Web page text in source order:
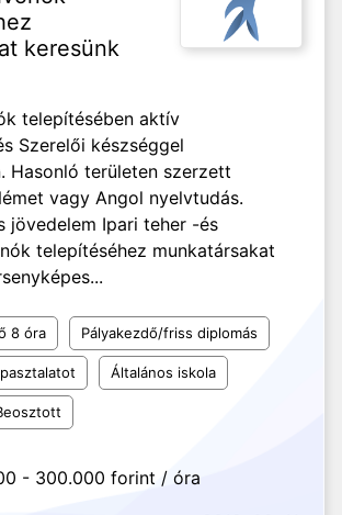
keresünk
telepítésében aktív
Szerelői készséggel
Hasonló területen szerzett
vagy Angol nyelvtudás.
jövedelem Ipari teher -és
telepítéséhez munkatársakat
8 óra Pályakezdő/friss diplomás
Általános iskola
- 300.000 forint / óra